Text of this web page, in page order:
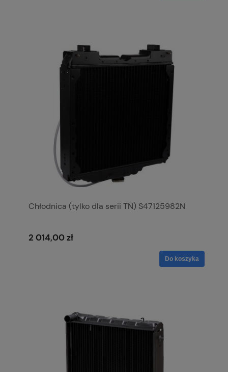
Chłodnica (tylko dla serii TN) S47125982N
2 014,00 zł
Do koszyka